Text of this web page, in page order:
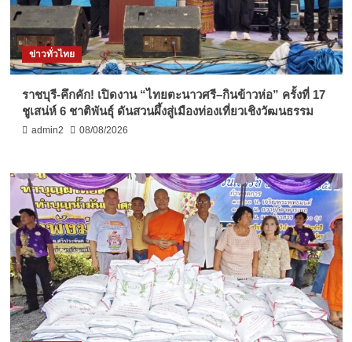
ข่าวทั่วไทย
ราชบุรี-คึกคัก! เปิดงาน “ไทยตะนาวศรี–กินข้าวห่อ” ครั้งที่ 17
ชูเสน่ห์ 6 ชาติพันธุ์ ดันสวนผึ้งสู่เมืองท่องเที่ยวเชิงวัฒนธรรม
admin2 08/08/2026